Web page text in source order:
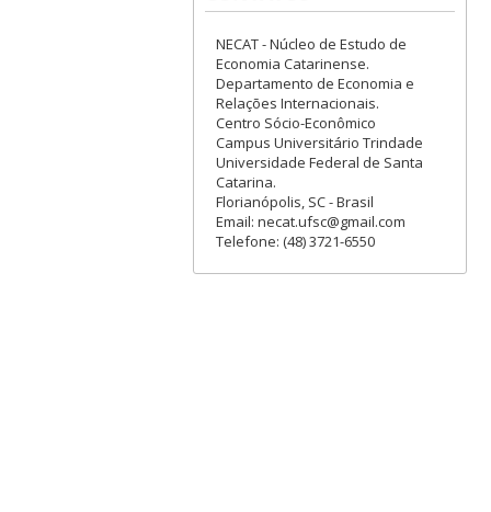
NECAT - Núcleo de Estudo de
Economia Catarinense.
Departamento de Economia e
Relações Internacionais.
Centro Sócio-Econômico
Campus Universitário Trindade
Universidade Federal de Santa
Catarina.
Florianópolis, SC - Brasil
Email: necat.ufsc@gmail.com
Telefone: (48) 3721-6550